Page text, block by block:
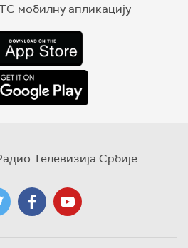
мобилну апликацију
Телевизија Србије